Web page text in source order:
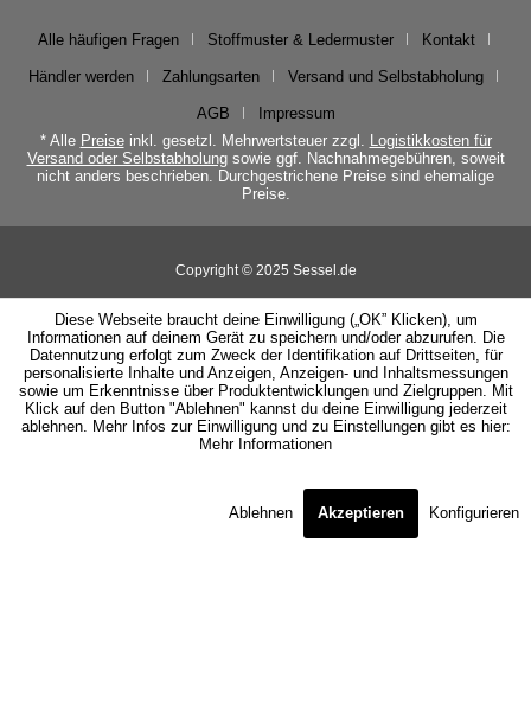
Alle häufigen Fragen Stoffmuster & Ledermuster Kontakt
Händler werden Zahlungsarten Versand und Selbstabholung
AGB
Impressum
* Alle Preiseinkl. gesetzl. Mehrwertsteuer zzgl. Logistikkosten für
Versand oder Selbstabholungsowie ggf. Nachnahmegebühren, soweit
nicht anders beschrieben. Durchgestrichene Preise sind ehemalige
Preise.
Copyright © 2025 Sessel.de
Diese Webseite braucht deine Einwilligung („OK” Klicken), um
Informationen auf deinem Gerät zu speichern und/oder abzurufen. Die
Datennutzung erfolgt zum Zweck der Identifikation auf Drittseiten, für
personalisierte Inhalte und Anzeigen, Anzeigen- und Inhaltsmessungen
sowie um Erkenntnisse über Produktentwicklungen und Zielgruppen. Mit
Klick auf den Button "Ablehnen" kannst du deine Einwilligung jederzeit
ablehnen. Mehr Infos zur Einwilligung und zu Einstellungen gibt es hier:
Mehr Informationen
Ablehnen Akzeptieren Konfigurieren